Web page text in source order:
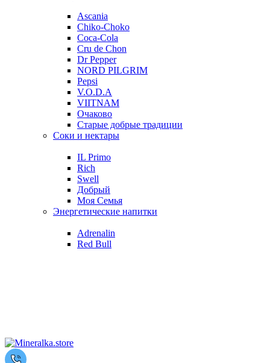
Ascania
Chiko-Choko
Coca-Cola
Cru de Chon
Dr Pepper
NORD PILGRIM
Pepsi
V.O.D.A
VIITNAM
Очаково
Старые добрые традиции
Соки и нектары
IL Primo
Rich
Swell
Добрый
Моя Семья
Энергетические напитки
Adrenalin
Red Bull